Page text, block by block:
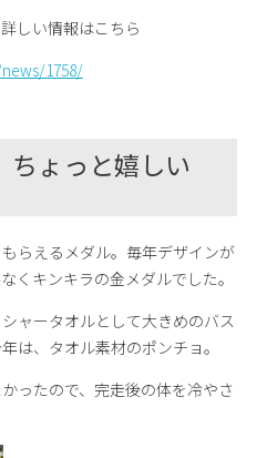
詳しい情報はこちら
1758/
ちょっと嬉しい
らえるメダル。毎年デザインが
くキンキラの金メダルでした。
ャータオルとして大きめのバス
は、タオル素材のポンチョ。
ったので、完走後の体を冷やさ